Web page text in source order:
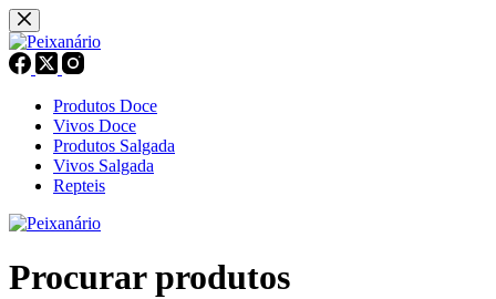
Pular
para
o
conteúdo
Produtos Doce
Vivos Doce
Produtos Salgada
Vivos Salgada
Repteis
Procurar produtos